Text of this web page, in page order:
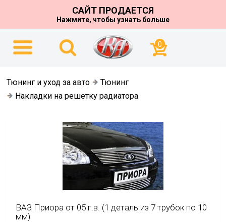
САЙТ ПРОДАЕТСЯ
Нажмите, чтобы узнать больше
0
Тюнинг и уход за авто
Тюнинг
Накладки на решетку радиатора
ВАЗ Приора от 05 г.в. (1 деталь из 7 трубок по 10
мм)